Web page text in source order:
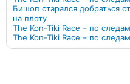
Бишоп старался добраться
на плоту
The Kon-Tiki Race – по
The Kon-Tiki Race – по